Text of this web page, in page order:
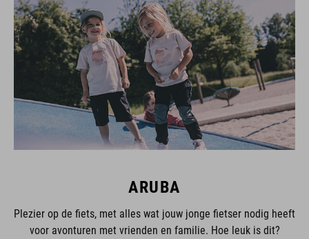
ARUBA
Plezier op de fiets, met alles wat jouw jonge fietser nodig heeft
voor avonturen met vrienden en familie. Hoe leuk is dit?